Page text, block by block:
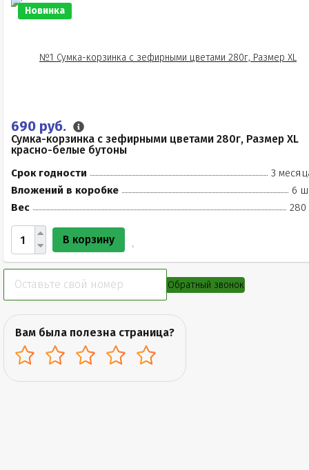
Новинка
690 руб.
Сумка-корзинка с зефирными цветами 280г, Размер XL
красно-белые бутоны
Срок годности
3
Вложений в коробке
6
Вес
280
В корзину
Обратный звонок
Вам была полезна страница?